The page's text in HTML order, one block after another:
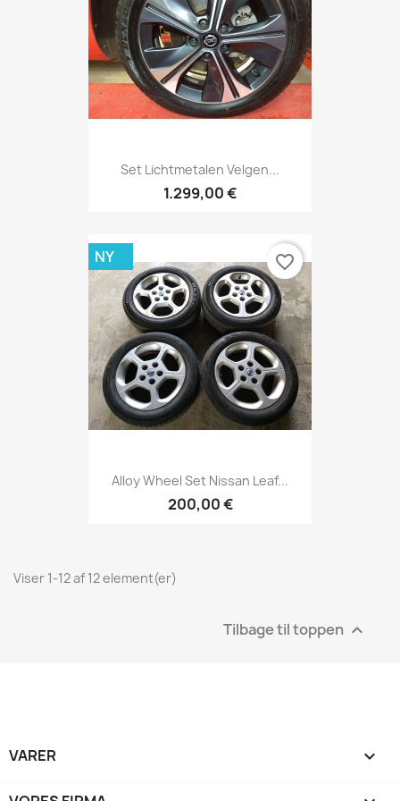
Set Lichtmetalen Velgen...
1.299,00 €
Alloy Wheel Set Nissan Leaf...
200,00 €
NY favorite_border
Viser 1-12 af 12 element(er)
Tilbage til toppen 
VARER 